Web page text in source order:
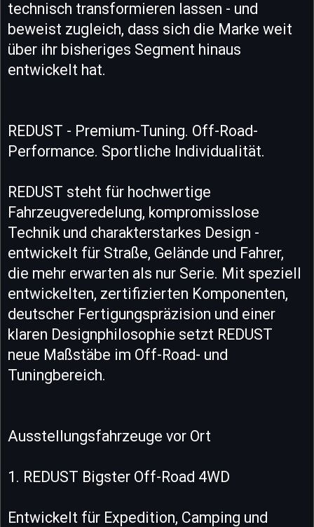
technisch transformieren lassen - und
beweist zugleich, dass sich die Marke weit
über ihr bisheriges Segment hinaus
entwickelt hat.
REDUST - Premium-Tuning. Off-Road-
Performance. Sportliche Individualität.
REDUST steht für hochwertige
Fahrzeugveredelung, kompromisslose
Technik und charakterstarkes Design -
entwickelt für Straße, Gelände und Fahrer,
die mehr erwarten als nur Serie. Mit speziell
entwickelten, zertifizierten Komponenten,
deutscher Fertigungspräzision und einer
klaren Designphilosophie setzt REDUST
neue Maßstäbe im Off-Road- und
Tuningbereich.
Ausstellungsfahrzeuge vor Ort
1. REDUST Bigster Off-Road 4WD
Entwickelt für Expedition, Camping und